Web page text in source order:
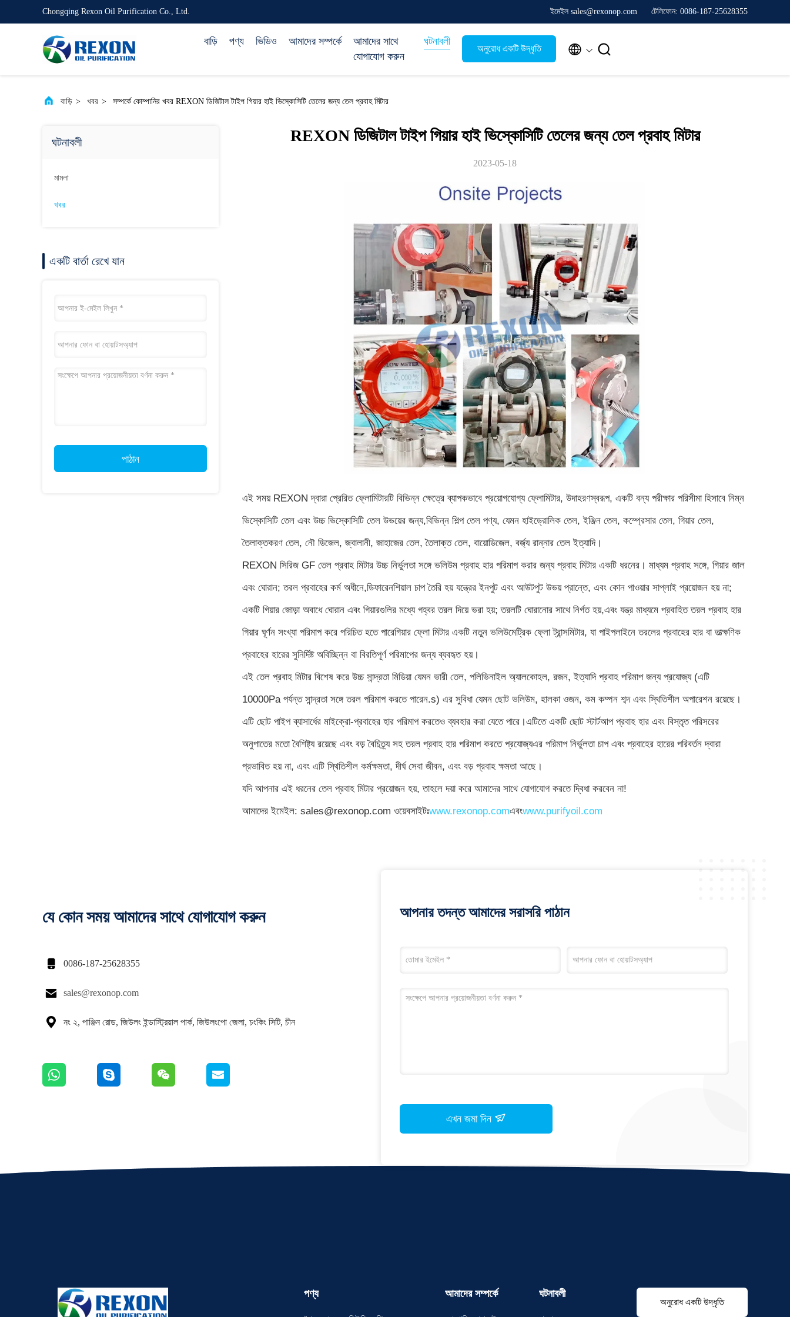
Chongqing Rexon Oil Purification Co., Ltd. ইমেইল sales@rexonop.com টেলিফোন: 0086-187-25628355
বাড়ি পণ্য ভিডিও আমাদের সম্পর্কে
আমাদের সাথে
যোগাযোগ করুন
ঘটনাবলী
অনুরোধ একটি উদ্ধৃতি  
বাড়ি > খবর > সম্পর্কে কোম্পানির খবর REXON ডিজিটাল টাইপ গিয়ার হাই ভিস্কোসিটি তেলের জন্য তেল প্রবাহ মিটার
ঘটনাবলী
মামলা
খবর
একটি বার্তা রেখে যান
পাঠান
REXON ডিজিটাল টাইপ গিয়ার হাই ভিস্কোসিটি তেলের জন্য তেল প্রবাহ মিটার
2023-05-18
এই সময় REXON দ্বারা প্রেরিত ফ্লোমিটারটি বিভিন্ন ক্ষেত্রে ব্যাপকভাবে প্রয়োগযোগ্য ফ্লোমিটার, উদাহরণস্বরূপ, একটি বন্য পরীক্ষার পরিসীমা হিসাবে নিম্ন
ভিস্কোসিটি তেল এবং উচ্চ ভিস্কোসিটি তেল উভয়ের জন্য,বিভিন্ন শিল্প তেল পণ্য, যেমন হাইড্রোলিক তেল, ইঞ্জিন তেল, কম্প্রেসার তেল, গিয়ার তেল,
তৈলাক্তকরণ তেল, নৌ ডিজেল, জ্বালানী, জাহাজের তেল, তৈলাক্ত তেল, বায়োডিজেল, বর্জ্য রান্নার তেল ইত্যাদি।
REXON সিরিজ GF তেল প্রবাহ মিটার উচ্চ নির্ভুলতা সঙ্গে ভলিউম প্রবাহ হার পরিমাপ করার জন্য প্রবাহ মিটার একটি ধরনের। মাধ্যম প্রবাহ সঙ্গে, গিয়ার জাল
এবং ঘোরান; তরল প্রবাহের কর্ম অধীনে,ডিফারেনশিয়াল চাপ তৈরি হয় যন্ত্রের ইনপুট এবং আউটপুট উভয় প্রান্তে, এবং কোন পাওয়ার সাপ্লাই প্রয়োজন হয় না;
একটি গিয়ার জোড়া অবাধে ঘোরান এবং গিয়ারগুলির মধ্যে গহ্বর তরল দিয়ে ভরা হয়; তরলটি ঘোরানোর সাথে নির্গত হয়,এবং যন্ত্র মাধ্যমে প্রবাহিত তরল প্রবাহ হার
গিয়ার ঘূর্ণন সংখ্যা পরিমাপ করে পরিচিত হতে পারেগিয়ার ফ্লো মিটার একটি নতুন ভলিউমেট্রিক ফ্লো ট্রান্সমিটার, যা পাইপলাইনে তরলের প্রবাহের হার বা তাত্ক্ষণিক
প্রবাহের হারের সুনির্দিষ্ট অবিচ্ছিন্ন বা বিরতিপূর্ণ পরিমাপের জন্য ব্যবহৃত হয়।
এই তেল প্রবাহ মিটার বিশেষ করে উচ্চ সান্দ্রতা মিডিয়া যেমন ভারী তেল, পলিভিনাইল অ্যালকোহল, রজন, ইত্যাদি প্রবাহ পরিমাপ জন্য প্রযোজ্য (এটি
10000Pa পর্যন্ত সান্দ্রতা সঙ্গে তরল পরিমাপ করতে পারেন.s) এর সুবিধা যেমন ছোট ভলিউম, হালকা ওজন, কম কম্পন শব্দ এবং স্থিতিশীল অপারেশন রয়েছে।
এটি ছোট পাইপ ব্যাসার্ধের মাইক্রো-প্রবাহের হার পরিমাপ করতেও ব্যবহার করা যেতে পারে।এটিতে একটি ছোট স্টার্টআপ প্রবাহ হার এবং বিস্তৃত পরিসরের
অনুপাতের মতো বৈশিষ্ট্য রয়েছে এবং বড় বৈচিত্র্য সহ তরল প্রবাহ হার পরিমাপ করতে প্রযোজ্যএর পরিমাপ নির্ভুলতা চাপ এবং প্রবাহের হারের পরিবর্তন দ্বারা
প্রভাবিত হয় না, এবং এটি স্থিতিশীল কর্মক্ষমতা, দীর্ঘ সেবা জীবন, এবং বড় প্রবাহ ক্ষমতা আছে।
যদি আপনার এই ধরনের তেল প্রবাহ মিটার প্রয়োজন হয়, তাহলে দয়া করে আমাদের সাথে যোগাযোগ করতে দ্বিধা করবেন না!
আমাদের ইমেইল: sales@rexonop.com ওয়েবসাইটঃwww.rexonop.comএবংwww.purifyoil.com
যে কোন সময় আমাদের সাথে যোগাযোগ করুন
 0086-187-25628355
 sales@rexonop.com
 নং ২, পাঞ্জিন রোড, জিউলং ইন্ডাস্ট্রিয়াল পার্ক, জিউলংপো জেলা, চংকিং সিটি, চীন
আপনার তদন্ত আমাদের সরাসরি পাঠান
এখন জমা দিন
পণ্য আমাদের সম্পর্কে ঘটনাবলী
অনুরোধ একটি উদ্ধৃতি